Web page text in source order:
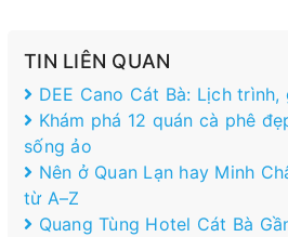
TIN LIÊN QUAN
DEE Cano Cát Bà: Lịch
Khám phá 12 quán cà phê
sống ảo
Nên ở Quan Lạn hay Minh
từ A–Z
Quang Tùng Hotel Cát Bà